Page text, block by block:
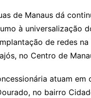
de Manaus dá
à universalização
de redes
no Centro de
atuam
no bairro